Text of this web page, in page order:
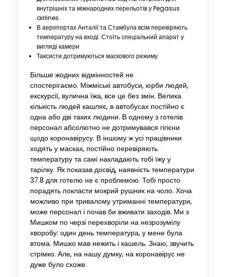
внутрішніх та міжнародних перельотів у Pegasus
airlines
В аеропортах Анталії та Стамбула всім перевіряють
температуру на вході. Стоїть спеціальний апарат у
вигляді камери
Таксисти дотримуються маскового режиму
Більше жодних відмінностей не
спостерігаємо. Міжміські автобуси, юрби людей,
екскурсії, вулична їжа, все це без змін. Велика
кількість людей кашляє, в автобусах постійно є
одна або дві таких людини. В одному з готелів
персонал абсолютно не дотримувався гігієни
щодо коронавірусу. В іншому ж усі працівники
ходять у масках, постійно перевіряють
температуру та самі накладають тобі їжу у
тарілку. Як показав досвід, наявність температури
37.8 для готелю не є проблемою. Тобі просто
порадять покласти мокрий рушник на чоло. Хоча
можливо при тривалому утриманні температури,
може персонал і почав би вживати заходів. Ми з
Мишком по черзі перехворіли на незрозумілу
хворобу: один день температура, у мене була
втома. Мишко мав нежить і кашель. Знаю, звучить
стрімко. Але, на нашу думку, на коронавірус не
дуже було схоже.